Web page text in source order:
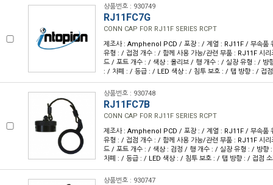
상품번호 : 930749
RJ11FC7G
CONN CAP FOR RJ11F SERIES RCPT
제조사 : Amphenol PCD / 포장 : / 계열 : RJ11F / 부속품
유형 : / 접점 개수 : / 함께 사용 가능/관련 부품 : RJ11F 시
드 / 포트 개수 : / 색상 : 올리브 / 행 개수 : / 실장 유형 : / 방
: / 차폐 : / 등급 : / LED 색상 : / 침투 보호 : / 탭 방향 : / 접
상품번호 : 930748
RJ11FC7B
CONN CAP FOR RJ11F SERIES RCPT
제조사 : Amphenol PCD / 포장 : / 계열 : RJ11F / 부속품
유형 : / 접점 개수 : / 함께 사용 가능/관련 부품 : RJ11F 시
드 / 포트 개수 : / 색상 : 검정 / 행 개수 : / 실장 유형 : / 방향
차폐 : / 등급 : / LED 색상 : / 침투 보호 : / 탭 방향 : / 접점
상품번호 : 930747